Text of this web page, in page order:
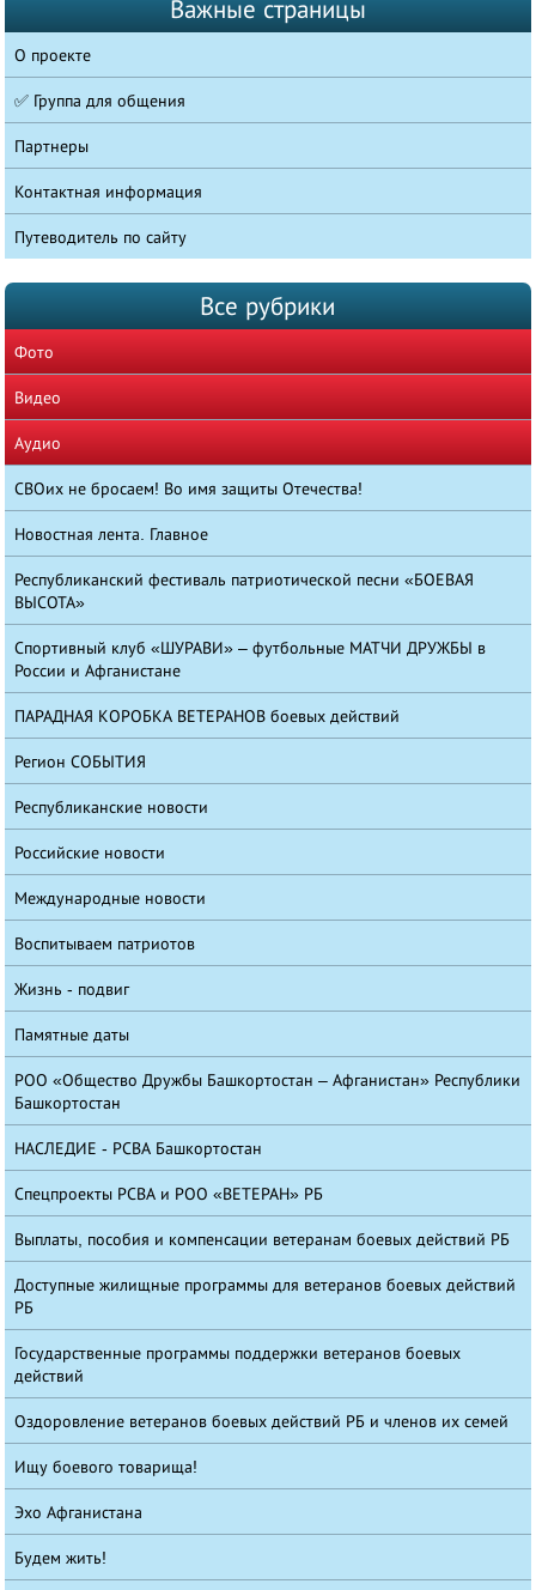
Важные страницы
О проекте
✅ Группа для общения
Партнеры
Контактная информация
Путеводитель по сайту
Все рубрики
Фото
Видео
Аудио
СВОих не бросаем! Во имя защиты Отечества!
Новостная лента. Главное
Республиканский фестиваль патриотической песни «БОЕВАЯ
ВЫСОТА»
Спортивный клуб «ШУРАВИ» – футбольные МАТЧИ ДРУЖБЫ в
России и Афганистане
ПАРАДНАЯ КОРОБКА ВЕТЕРАНОВ боевых действий
Регион СОБЫТИЯ
Республиканские новости
Российские новости
Международные новости
Воспитываем патриотов
Жизнь - подвиг
Памятные даты
РОО «Общество Дружбы Башкортостан – Афганистан» Республики
Башкортостан
НАСЛЕДИЕ - РСВА Башкортостан
Спецпроекты РСВА и РОО «ВЕТЕРАН» РБ
Выплаты, пособия и компенсации ветеранам боевых действий РБ
Доступные жилищные программы для ветеранов боевых действий
РБ
Государственные программы поддержки ветеранов боевых
действий
Оздоровление ветеранов боевых действий РБ и членов их семей
Ищу боевого товарища!
Эхо Афганистана
Будем жить!